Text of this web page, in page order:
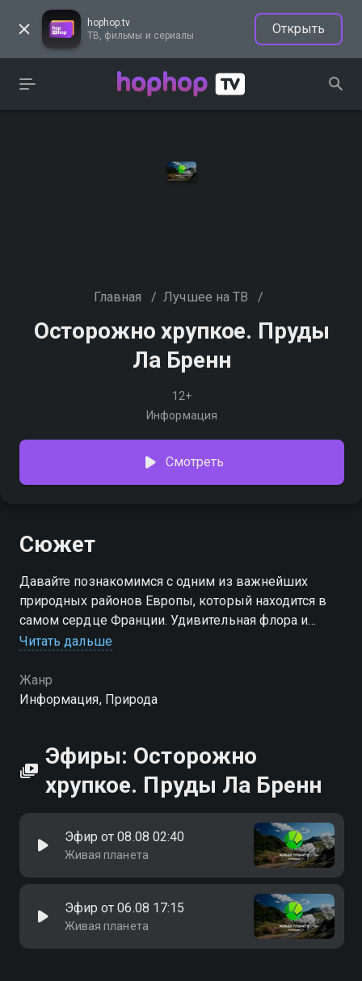
hophop.tv
ТВ, фильмы и сериалы
Открыть
Главная / Лучшее на ТВ /
Осторожно хрупкое. Пруды
Ла Бренн
12+
Информация
Смотреть
Сюжет
Давайте познакомимся с одним из важнейших
природных районов Европы, который находится в
самом сердце Франции. Удивительная флора и
фауна, нетронутые ландшафты - документальный
натуралиста
Читать дальше
Жанр
Информация, Природа
Эфиры: Осторожно
хрупкое. Пруды Ла Бренн
Эфир от 08.08 02:40
Живая планета
Эфир от 06.08 17:15
Живая планета